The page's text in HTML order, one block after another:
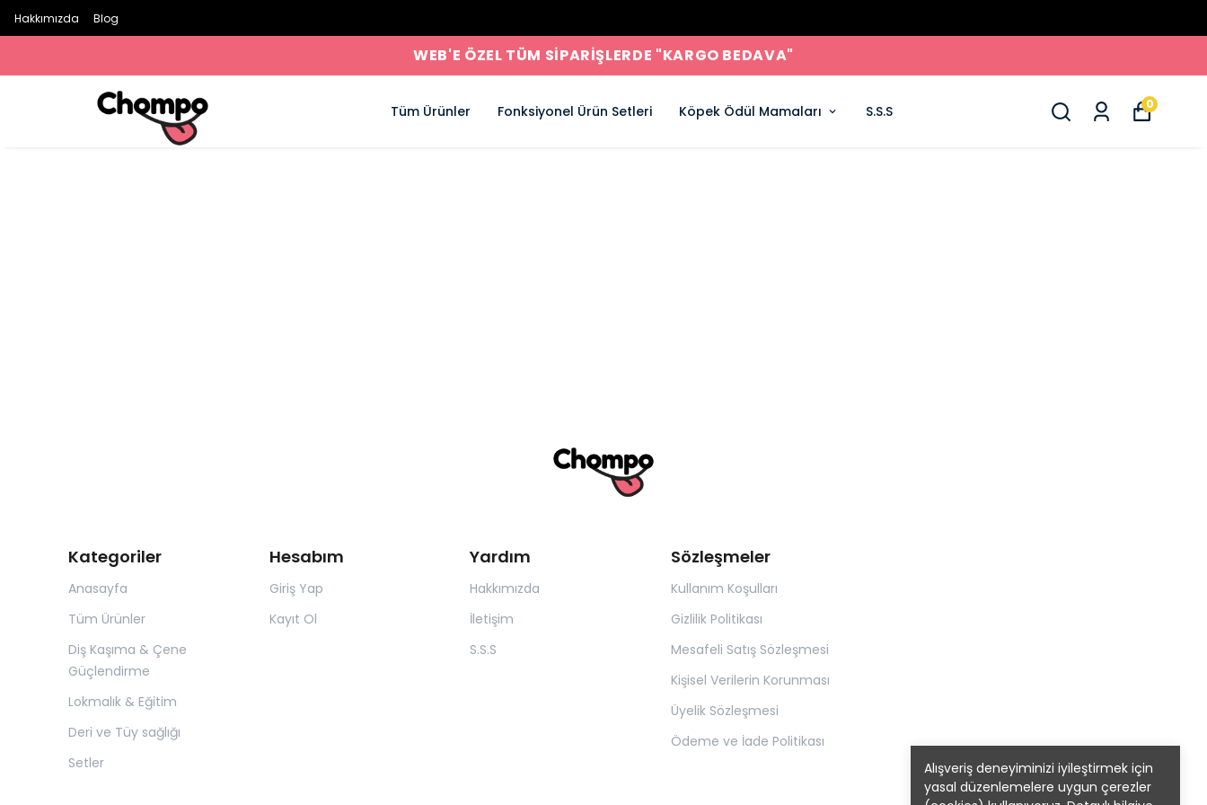
Hakkımızda Blog
WEB'E ÖZEL TÜM SİPARİŞLERDE "KARGO BEDAVA"
Tüm Ürünler Fonksiyonel Ürün Setleri Köpek Ödül Mamaları S.S.S 0
Alışveriş deneyiminizi iyileştirmek için
yasal düzenlemelere uygun çerezler
Kategoriler
Anasayfa
Tüm Ürünler
Diş Kaşıma & Çene
Güçlendirme
Lokmalık & Eğitim
Deri ve Tüy sağlığı
Setler
Hesabım
Giriş Yap
Kayıt Ol
Yardım
Hakkımızda
İletişim
S.S.S
Sözleşmeler
Kullanım Koşulları
Gizlilik Politikası
Mesafeli Satış Sözleşmesi
Kişisel Verilerin Korunması
Üyelik Sözleşmesi
Ödeme ve İade Politikası